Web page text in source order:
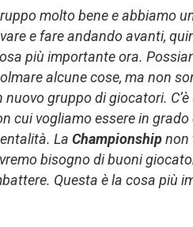
molto bene e abbiamo
e fare andando avanti,
più importante ora.
alcune cose, ma non
nuovo gruppo di giocatori.
cui vogliamo essere in
La Championshipnon
bisogno di buoni
Questa è la cosa più